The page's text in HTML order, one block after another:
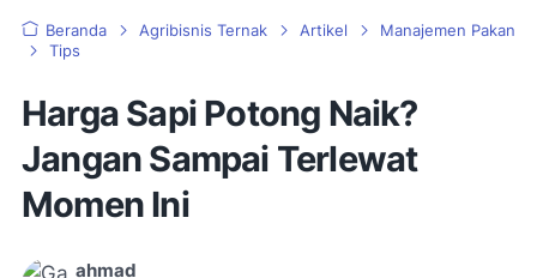
Beranda Agribisnis Ternak Artikel
Manajemen Pakan
Tips
Harga Sapi Potong Naik?
Jangan Sampai Terlewat
Momen Ini
ahmad